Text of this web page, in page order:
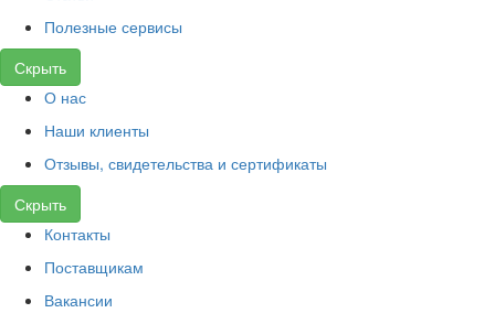
Полезные сервисы
Скрыть
О нас
Наши клиенты
Отзывы, свидетельства и сертификаты
Скрыть
Контакты
Поставщикам
Вакансии